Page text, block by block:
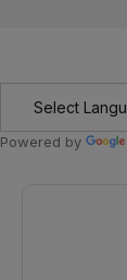
Powered by